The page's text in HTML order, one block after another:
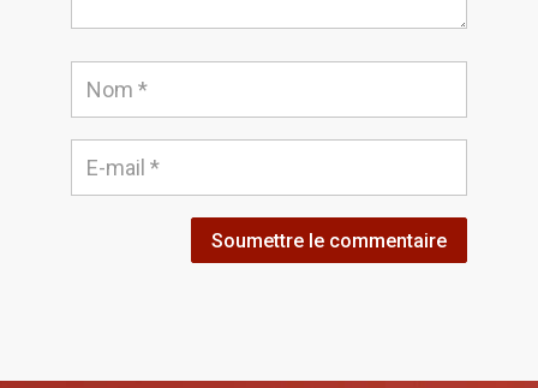
Soumettre le commentaire